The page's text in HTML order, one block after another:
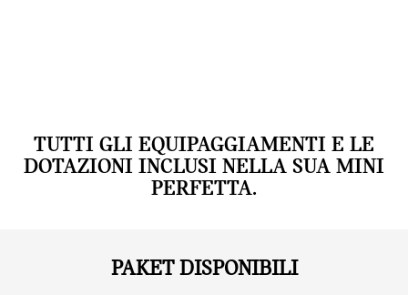
TUTTI GLI EQUIPAGGIAMENTI E LE
DOTAZIONI INCLUSI NELLA SUA MINI
PERFETTA.
PAKET DISPONIBILI